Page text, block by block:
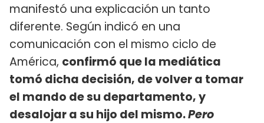
manifestó una explicación un tanto
diferente. Según indicó en una
comunicación con el mismo ciclo de
América, confirmó que la mediática
tomó dicha decisión, de volver a tomar
el mando de su departamento, y
desalojar a su hijo del mismo.Pero